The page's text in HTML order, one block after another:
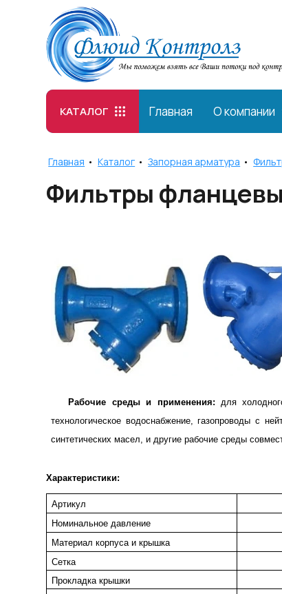
КАТАЛОГ Главная О компании
Главная • Каталог • Запорная арматура •
Фильтры
Рабочие среды и применения: для
технологическое водоснабжение, газопроводы с
синтетических масел, и другие рабочие среды
Характеристики:
Артикул
Номинальное давление
Материал корпуса и крышка
Сетка
Прокладка крышки